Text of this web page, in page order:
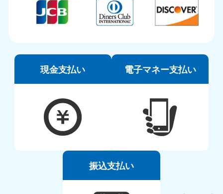
現金支払い 電子マネー支払い
振込支払い